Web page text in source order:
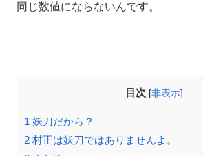
同じ数値にならないんです。
目次 [非表示]
1 妖刀だから？
2 村正は妖刀ではありませんよ。